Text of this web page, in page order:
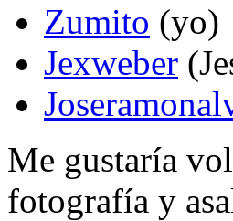
Zumito (yo)
Jexweber
Me gustaría
fotografía y